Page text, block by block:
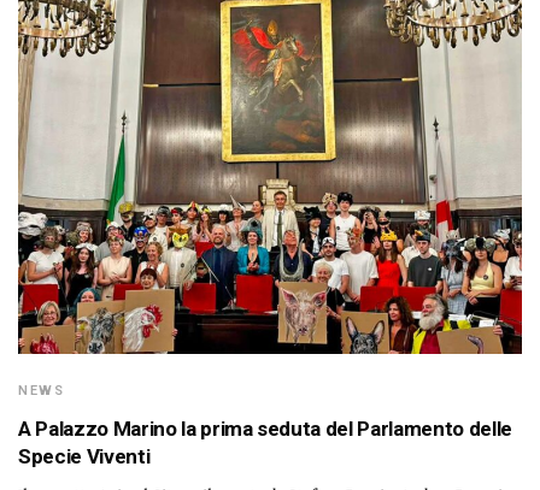
NEWS
A Palazzo Marino la prima seduta del Parlamento delle
Specie Viventi